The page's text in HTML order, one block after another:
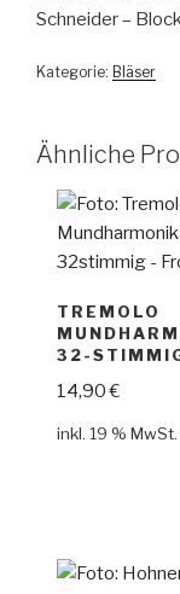
Schneider –
Kategorie: Bläser
Ähnliche
TREMOLO
32-
14,90€
inkl. 19 % MwSt.